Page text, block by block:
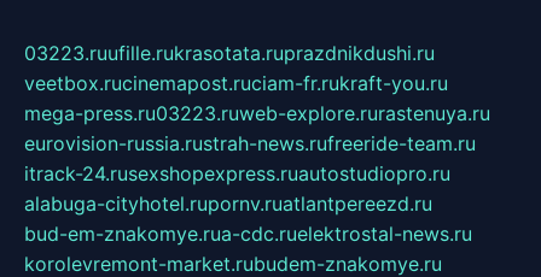
03223.ruufille.rukrasotata.ruprazdnikdushi.ru
veetbox.rucinemapost.ruciam-fr.rukraft-you.ru
mega-press.ru03223.ruweb-explore.rurastenuya.ru
eurovision-russia.rustrah-news.rufreeride-team.ru
itrack-24.rusexshopexpress.ruautostudiopro.ru
alabuga-cityhotel.rupornv.ruatlantpereezd.ru
bud-em-znakomye.rua-cdc.ruelektrostal-news.ru
korolevremont-market.rubudem-znakomye.ru